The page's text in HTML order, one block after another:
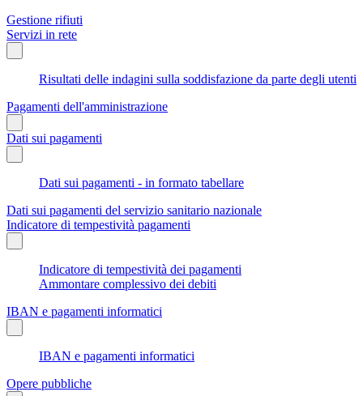
Gestione rifiuti
Servizi in rete
Risultati delle indagini sulla soddisfazione da parte degli utenti
Pagamenti dell'amministrazione
Dati sui pagamenti
Dati sui pagamenti - in formato tabellare
Dati sui pagamenti del servizio sanitario nazionale
Indicatore di tempestività pagamenti
Indicatore di tempestività dei pagamenti
Ammontare complessivo dei debiti
IBAN e pagamenti informatici
IBAN e pagamenti informatici
Opere pubbliche